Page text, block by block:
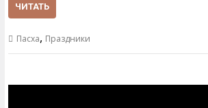
ЧИТАТЬ
Пасха, Праздники